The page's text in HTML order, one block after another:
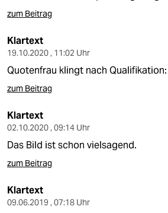
zum Beitrag
Klartext
19.10.2020 , 11:02 Uhr
Quotenfrau klingt nach Qualifikation:
zum Beitrag
Klartext
02.10.2020 , 09:14 Uhr
Das Bild ist schon vielsagend.
zum Beitrag
Klartext
09.06.2019 , 07:18 Uhr